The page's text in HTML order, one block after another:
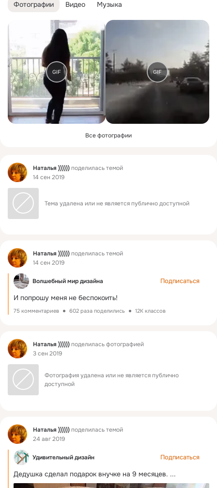
Фотографии Видео Музыка
GIF GIF
Все фотографии
Фид Наталья ))))))поделилась темой
14 сен 2019
Тема удалена или не является публично доступной
Фид Наталья ))))))поделилась темой
14 сен 2019
Волшебный мир дизайна Подписаться
И попрошу меня не беспокоить!
75 комментариев 602 раза поделились 12K классов
Фид Наталья ))))))поделилась фотографией
3 сен 2019
Фотография удалена или не является публично
доступной
Фид Наталья ))))))поделилась темой
24 авг 2019
Удивительный дизайн Подписаться
Дедушка сделал подарок внучке на 9 месяцев. ...